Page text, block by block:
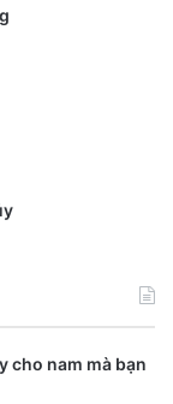
cho nam mà bạn